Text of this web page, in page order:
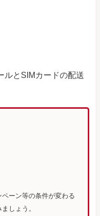
ルとSIMカードの配送
ーン等の条件が変わる
しょう。